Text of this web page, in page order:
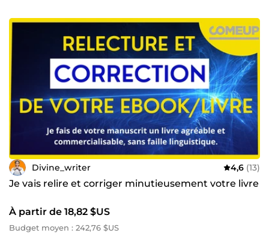
Divine_writer 4,6 (13)
Je vais relire et corriger minutieusement votre livre
À partir de 18,82 $US
Budget moyen : 242,76 $US